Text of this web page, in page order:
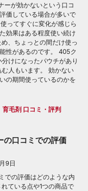
が効かないという口コ
価している場合が多いで
ってすぐに変化が感じら
効果はある程度使い続け
、ちょっとの間だけ使っ
性があるのです。 405ク
けになったパウチがあり
む人もいます。 効かない
の期間使っているのかを
育毛剤 口コミ・評判
口コミでの評価
9日
での評価はどのような内
ている点や1つの商品で